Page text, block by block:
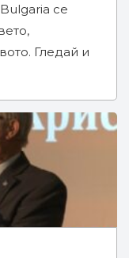
се
Гледай и